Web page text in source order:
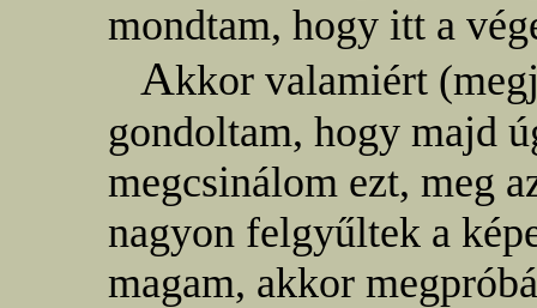
mondtam, hogy itt a
Akkor valamiért
gondoltam, hogy majd
megcsinálom ezt, meg
nagyon felgyűltek a
magam, akkor